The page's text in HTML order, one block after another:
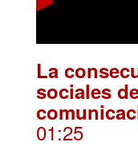
La
sociales
01:25